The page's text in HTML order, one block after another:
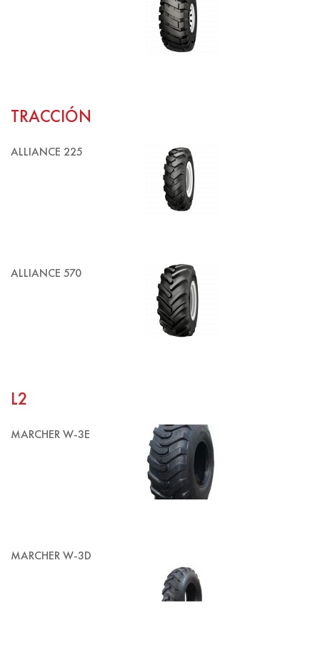
TRACCIÓN
ALLIANCE 225
ALLIANCE 570
L2
MARCHER W-3E
MARCHER W-3D